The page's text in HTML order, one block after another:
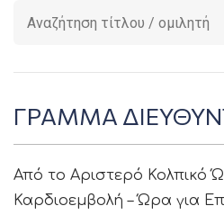
ΓΡΑΜΜΑ
Από το Αριστερό Κολπικό
Καρδιοεμβολή – Ώρα για